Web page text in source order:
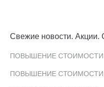
Свежие новости. Акции.
ПОВЫШЕНИЕ СТОИМОСТИ С
ПОВЫШЕНИЕ СТОИМОСТИ